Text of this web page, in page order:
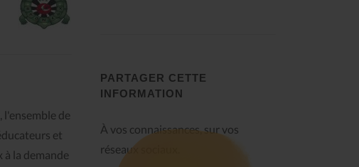
l'ensemble de
et
la demande
PARTAGER CETTE
INFORMATION
À vos connaissances, sur vos
réseaux sociaux.